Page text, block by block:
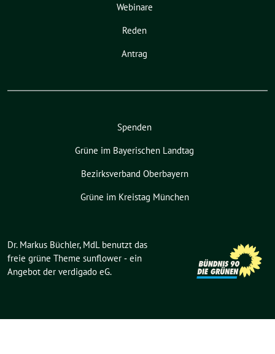
Webinare
Reden
Antrag
Spenden
Grüne im Bayerischen Landtag
Bezirksverband Oberbayern
Grüne im Kreistag München
Dr. Markus Büchler, MdL benutzt das
freie grüne Theme sunflower ‐ ein
Angebot der verdigado eG.